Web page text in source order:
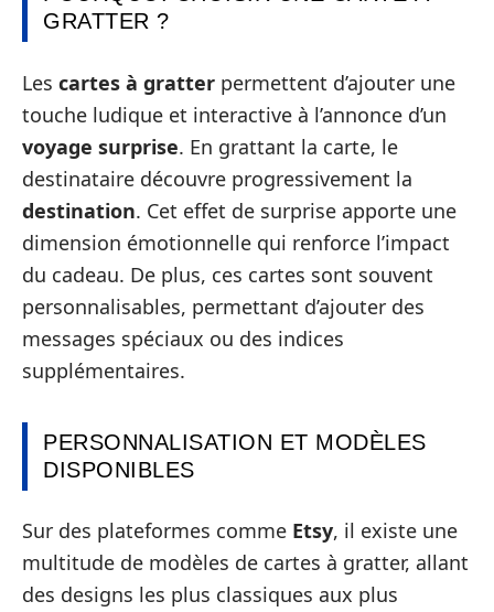
GRATTER ?
Les cartes à gratter permettent d’ajouter une
touche ludique et interactive à l’annonce d’un
voyage surprise. En grattant la carte, le
destinataire découvre progressivement la
destination. Cet effet de surprise apporte une
dimension émotionnelle qui renforce l’impact
du cadeau. De plus, ces cartes sont souvent
personnalisables, permettant d’ajouter des
messages spéciaux ou des indices
supplémentaires.
PERSONNALISATION ET MODÈLES
DISPONIBLES
Sur des plateformes comme Etsy, il existe une
multitude de modèles de cartes à gratter, allant
des designs les plus classiques aux plus